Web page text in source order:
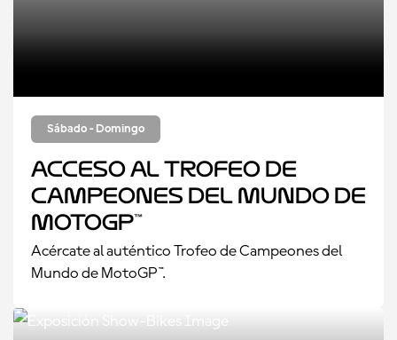
Sábado - Domingo
Acceso al Trofeo de
Campeones del Mundo de
MotoGP™
Acércate al auténtico Trofeo de Campeones del
Mundo de MotoGP™.